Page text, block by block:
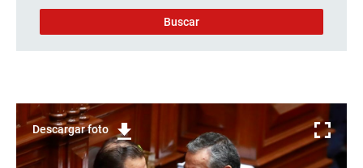
Descargar foto